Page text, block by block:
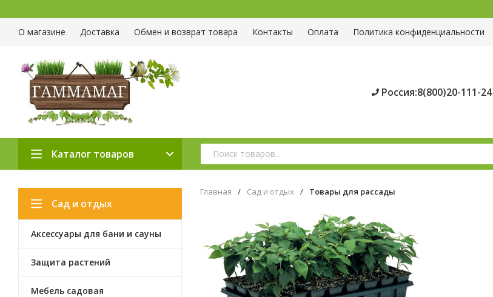
О магазине Доставка Обмен и возврат товара Контакты Оплата Политика конфиденциальности
Россия:8(800)20-111-24
Каталог товаров
Сад и отдых
Аксессуары для бани и сауны
Защита растений
Мебель садовая
Главная / Сад и отдых / Товары для рассады